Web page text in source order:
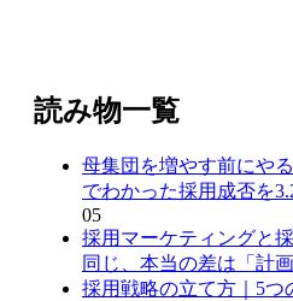
読み物一覧
母集団を増やす前にや
でわかった採用成否を
05
採用マーケティングと
同じ、本当の差は「計
採用戦略の立て方｜5つ